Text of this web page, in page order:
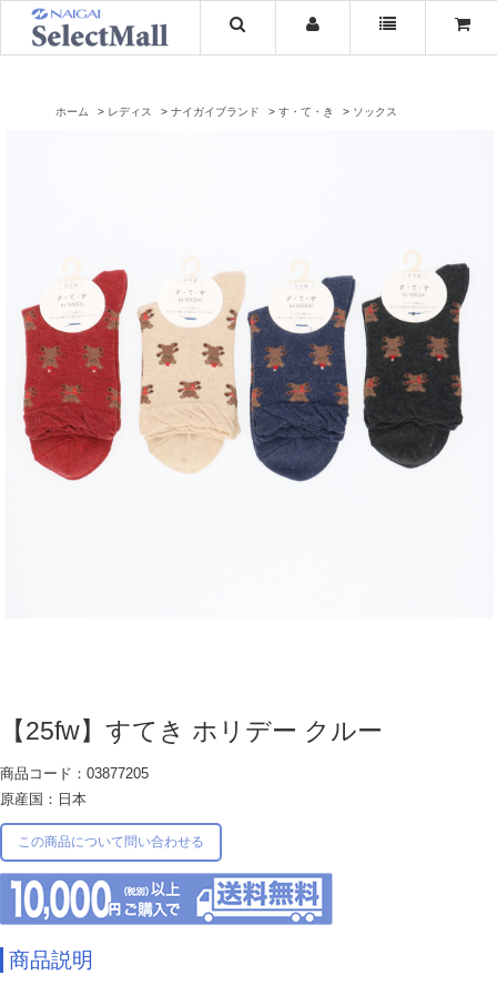
ホーム レディス ナイガイブランド す・て・き ソックス
【25fw】すてき ホリデー クルー
商品コード：03877205
原産国：日本
この商品について問い合わせる
商品説明